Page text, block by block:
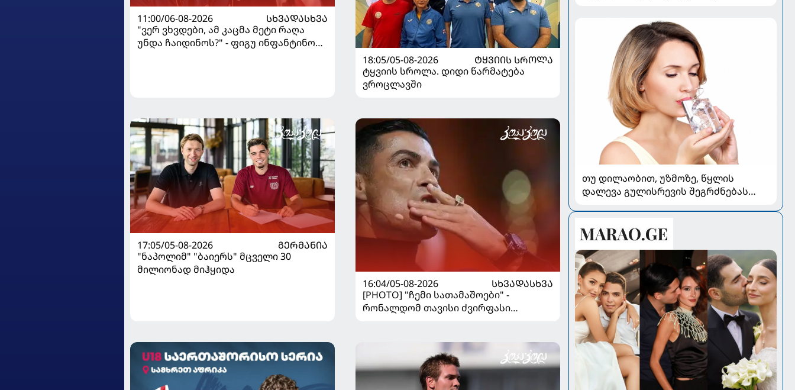
11:00/06-08-2026
ᲡᲮᲕᲐᲓᲐᲡᲮᲕᲐ
"ვერ ვხვდები, ამ კაცმა მეტი რაღა
უნდა ჩაიდინოს?" - ფიგუ ინფანტინოს
18:05/05-08-2026
ᲢᲧᲕᲘᲘᲡ ᲡᲠᲝᲚᲐ
ტყვიის სროლა. დიდი წარმატება
ვროცლავში
17:05/05-08-2026
ᲒᲔᲠᲛᲐᲜᲘᲐ
"ნაპოლიმ" "ბაიერს" მცველი 30
მილიონად მიჰყიდა
16:04/05-08-2026
ᲡᲮᲕᲐᲓᲐᲡᲮᲕᲐ
[PHOTO] "ჩემი სათამაშოები" -
რონალდომ თავისი ძვირფასი
თუ დილაობით, უზმოზე, წყლის
დალევა გულისრევის შეგრძნებას